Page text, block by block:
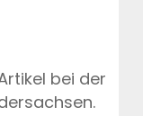
bei der